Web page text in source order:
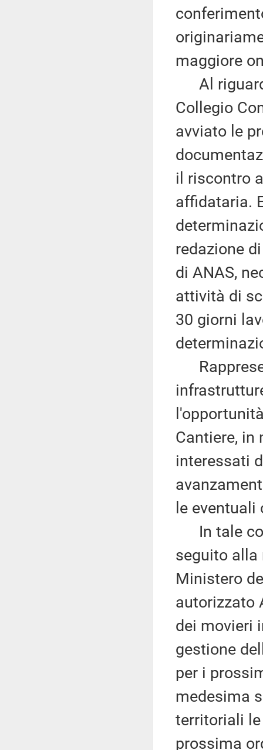
maggiore
Al
Collegio
avviato le
il riscontro
affidataria.
redazione
di ANAS,
attività di
30 giorni
Cantiere, in
interessati
le
In tale
seguito alla
Ministero
autorizzato
dei movieri
gestione
per i
medesima
territoriali
prossima